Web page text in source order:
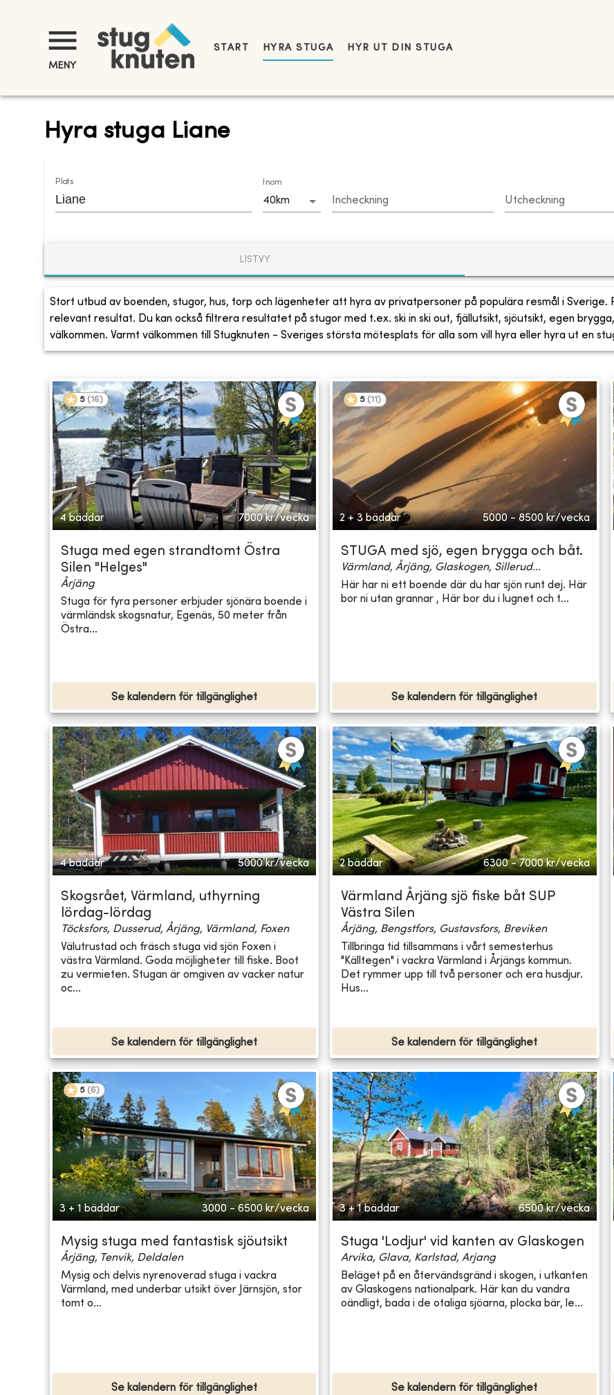
MENY
START HYRA STUGA HYR UT DIN STUGA
Hyra stuga Liane
Plats Inom
40km Incheckning Utcheckning
LISTVY
Stort utbud av boenden, stugor, hus, torp och lägenheter att hyra av privatpersoner på populära resmål i
relevant resultat. Du kan också filtrera resultatet på stugor med t.ex. ski in ski out, fjällutsikt, sjöutsikt, egen
välkommen. Varmt välkommen till Stugknuten - Sveriges största mötesplats för alla som vill hyra eller hyra ut en
5 (16)
4 bäddar 7000 kr/vecka
Stuga med egen strandtomt Östra
Silen "Helges"
Årjäng
Stuga för fyra personer erbjuder sjönära boende i
värmländsk skogsnatur, Egenäs, 50 meter från
Östra...
Se kalendern för tillgänglighet
5 (11 )
2 + 3 bäddar 5000 - 8500 kr/vecka
STUGA med sjö, egen brygga och båt.
Värmland, Årjäng, Glaskogen, Sillerud...
Här har ni ett boende där du har sjön runt dej. Här
bor ni utan grannar , Här bor du i lugnet och t...
Se kalendern för tillgänglighet
4 bäddar 5000 kr/vecka
Skogsrået, Värmland, uthyrning
lördag-lördag
Töcksfors, Dusserud, Årjäng, Värmland, Foxen
Välutrustad och fräsch stuga vid sjön Foxen i
västra Värmland. Goda möjligheter till fiske. Boot
zu vermieten. Stugan är omgiven av vacker natur
oc...
Se kalendern för tillgänglighet
2 bäddar 6300 - 7000 kr/vecka
Värmland Årjäng sjö fiske båt SUP
Västra Silen
Årjäng, Bengstfors, Gustavsfors, Breviken
Tillbringa tid tillsammans i vårt semesterhus
"Källtegen" i vackra Värmland i Årjängs kommun.
Det rymmer upp till två personer och era husdjur.
Hus...
Se kalendern för tillgänglighet
5 (6)
3 + 1 bäddar 3000 - 6500 kr/vecka
Mysig stuga med fantastisk sjöutsikt
Årjäng, Tenvik, Deldalen
Mysig och delvis nyrenoverad stuga i vackra
Värmland, med underbar utsikt över Järnsjön, stor
tomt o...
Se kalendern för tillgänglighet
3 + 1 bäddar 6500 kr/vecka
Stuga 'Lodjur' vid kanten av Glaskogen
Arvika, Glava, Karlstad, Arjang
Beläget på en återvändsgränd i skogen, i utkanten
av Glaskogens nationalpark. Här kan du vandra
oändligt, bada i de otaliga sjöarna, plocka bär, le...
Se kalendern för tillgänglighet